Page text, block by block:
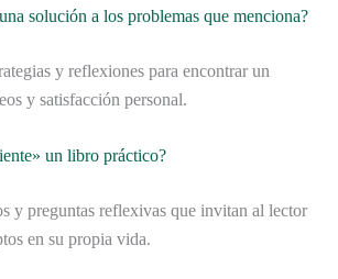
solución a los problemas que menciona?
y reflexiones para encontrar un
y satisfacción personal.
un libro práctico?
y preguntas reflexivas que invitan al lector
en su propia vida.